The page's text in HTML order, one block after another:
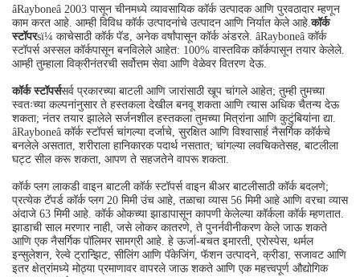
âRayboneâ 2003 पासून चीनमध्ये व्यावसायिक कॉर्क उत्पादक आणि पुरवठादार म्हणून
काम करत आहे. आम्ही विविध कॉर्क उत्पादनांचे उत्पादन आणि निर्यात केले आहे.कॉर्क
स्टॉपरsï¼ काचेसाठी कॉर्क पॅड, अनेक वर्षांपासून कॉर्क अंडरले. âRayboneâ कॉर्क
स्टॉपर्स अस्सल कॉर्कपासून बनविलेले आहेत: 100% वास्तविक कॉर्कपासून तयार केलेले.
आम्ही तुम्हाला विक्रीनंतरची सर्वोत्तम सेवा आणि वेळेवर वितरण देऊ.
कॉर्क स्टॉपर्ससर्व प्रकारच्या बाटली आणि जारांसाठी खूप चांगले आहेत; तुम्ही तुमच्या
स्वतःच्या कल्पनांनुसार ते हस्तकला देखील बनवू शकता आणि त्यास अधिक चैतन्य देऊ
शकता; नंतर तयार झालेले सर्जनशील हस्तकला तुमच्या मित्रांना आणि कुटुंबियांना द्या.
âRayboneâ कॉर्क स्टॉपर्स चांगल्या दर्जाचे, सुरक्षित आणि विश्वासार्ह नैसर्गिक कॉर्कचे
बनलेले असतात, शरीराला हानिकारक पदार्थ नसतात; चांगल्या लवचिकतेसह, बाटलीला
घट्ट सील करू शकता, आपण ते सहजतेने वापरू शकता.
कॉर्क प्लग लाकडी वाइन बाटली कॉर्क स्टॉपर्स वाइन बीअर बाटलीसाठी कॉर्क बदलणे;
प्रत्येक टॅपर्ड कॉर्क प्लग 20 मिमी उंच आहे, तळाचा व्यास 56 मिमी आहे आणि वरचा व्यास
अंदाजे 63 मिमी आहे. कॉर्क ओकच्या झाडापासून कापणी केलेल्या कॉर्कला कॉर्क म्हणतात.
झाडाची साल मरणार नाही, जसे लोकर कातरणे, ते पुनर्नवीनीकरण केले जाऊ शकते
आणि एक नैसर्गिक पॉलिमर सामग्री आहे. हे ऊर्जा-बचत इमारती, एरोस्पेस, थर्मल
इन्सुलेशन, रेल्वे ट्रान्झिट, सीलिंग आणि पॅकेजिंग, फॅशन उत्पादने, क्रीडा, सजावट आणि
इतर क्षेत्रांमध्ये मोठ्या प्रमाणावर वापरले जाऊ शकते आणि एक महत्त्वपूर्ण औद्योगिक